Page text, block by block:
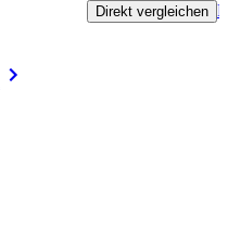
Direkt vergleichen